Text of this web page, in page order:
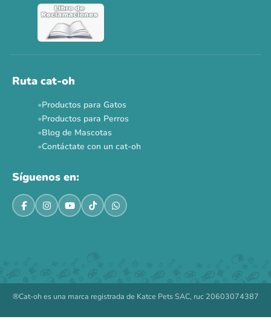
Ruta cat-oh
Productos para Gatos
Productos para Perros
Blog de Mascotas
Contáctate con un cat-oh
Síguenos en:
®Cat-oh es una marca registrada de Katce Pets SAC, ruc 20603074387